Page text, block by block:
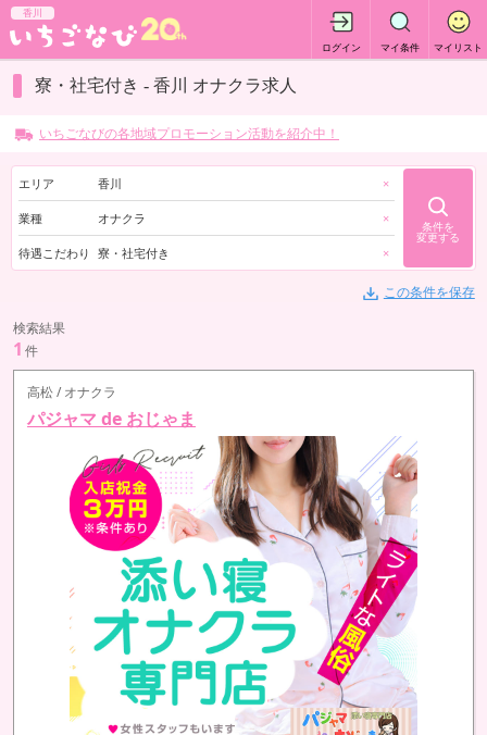
香川
ログイン マイ条件 マイリスト
寮・社宅付き - 香川 オナクラ求人
いちごなびの各地域プロモーション活動を紹介中！
エリア 香川 ×
業種 オナクラ ×
待遇こだわり 寮・社宅付き ×
条件を
変更する
この条件を保存
検索結果
1 件
高松 / オナクラ
パジャマ de おじゃま